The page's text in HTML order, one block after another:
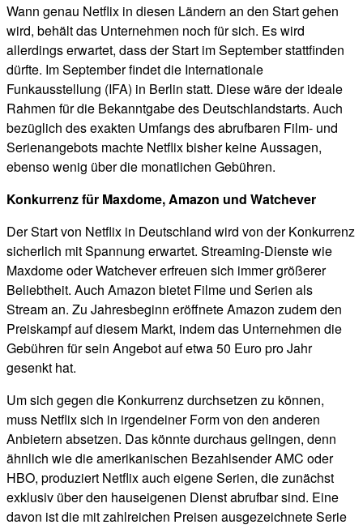
Wann genau Netflix in diesen Ländern an den Start gehen
wird, behält das Unternehmen noch für sich. Es wird
allerdings erwartet, dass der Start im September stattfinden
dürfte. Im September findet die Internationale
Funkausstellung (IFA) in Berlin statt. Diese wäre der ideale
Rahmen für die Bekanntgabe des Deutschlandstarts. Auch
bezüglich des exakten Umfangs des abrufbaren Film- und
Serienangebots machte Netflix bisher keine Aussagen,
ebenso wenig über die monatlichen Gebühren.
Konkurrenz für Maxdome, Amazon und Watchever
Der Start von Netflix in Deutschland wird von der Konkurrenz
sicherlich mit Spannung erwartet. Streaming-Dienste wie
Maxdome oder Watchever erfreuen sich immer größerer
Beliebtheit. Auch Amazon bietet Filme und Serien als
Stream an. Zu Jahresbeginn eröffnete Amazon zudem den
Preiskampf auf diesem Markt, indem das Unternehmen die
Gebühren für sein Angebot auf etwa 50 Euro pro Jahr
gesenkt hat.
Um sich gegen die Konkurrenz durchsetzen zu können,
muss Netflix sich in irgendeiner Form von den anderen
Anbietern absetzen. Das könnte durchaus gelingen, denn
ähnlich wie die amerikanischen Bezahlsender AMC oder
HBO, produziert Netflix auch eigene Serien, die zunächst
exklusiv über den hauseigenen Dienst abrufbar sind. Eine
davon ist die mit zahlreichen Preisen ausgezeichnete Serie